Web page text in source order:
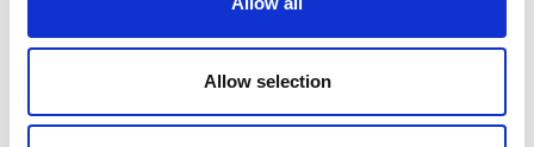
Allow selection